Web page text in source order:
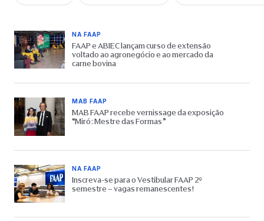
NA FAAP
FAAP e ABIEC lançam curso de extensão
voltado ao agronegócio e ao mercado da
carne bovina
MAB FAAP
MAB FAAP recebe vernissage da exposição
“Miró: Mestre das Formas”
NA FAAP
Inscreva-se para o Vestibular FAAP 2º
semestre – vagas remanescentes!